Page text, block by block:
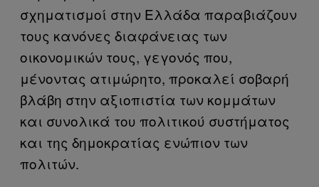
σχηματισμοί στην Ελλάδα παραβιάζουν
τους κανόνες διαφάνειας των
οικονομικών τους, γεγονός που,
μένοντας ατιμώρητο, προκαλεί σοβαρή
βλάβη στην αξιοπιστία των κομμάτων
και συνολικά του πολιτικού συστήματος
και της δημοκρατίας ενώπιον των
πολιτών.